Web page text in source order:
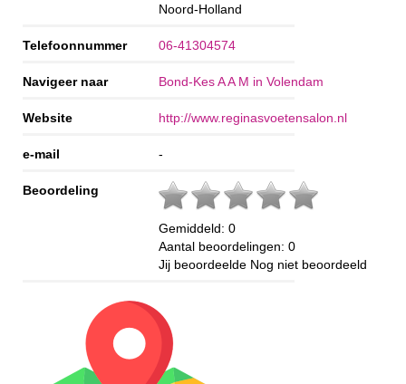
Noord-Holland
Telefoonnummer 06-41304574
Navigeer naar Bond-Kes A A M in Volendam
Website http://www.reginasvoetensalon.nl
e-mail -
Beoordeling
Gemiddeld: 0
Aantal beoordelingen: 0
Jij beoordeelde Nog niet beoordeeld